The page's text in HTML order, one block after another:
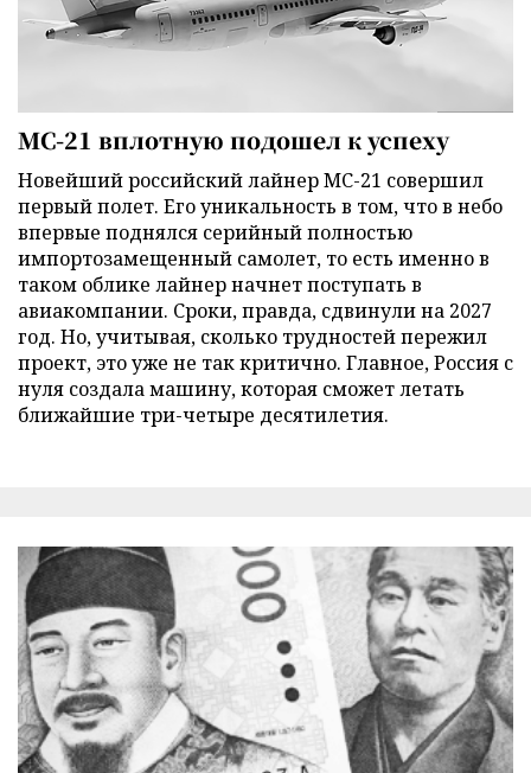
МС-21 вплотную подошел к успеху
Новейший российский лайнер МС-21 совершил
первый полет. Его уникальность в том, что в небо
впервые поднялся серийный полностью
импортозамещенный самолет, то есть именно в
таком облике лайнер начнет поступать в
авиакомпании. Сроки, правда, сдвинули на 2027
год. Но, учитывая, сколько трудностей пережил
проект, это уже не так критично. Главное, Россия с
нуля создала машину, которая сможет летать
ближайшие три-четыре десятилетия.